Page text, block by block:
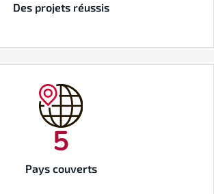
Des projets réussis
Pays couverts
5